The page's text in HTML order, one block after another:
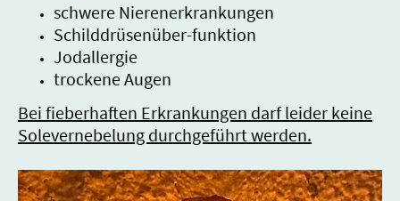
schwere Nierenerkrankungen
Schilddrüsenüber-funktion
Jodallergie
trockene Augen
Bei fieberhaften Erkrankungen darf leider keine
Solevernebelung durchgeführt werden.